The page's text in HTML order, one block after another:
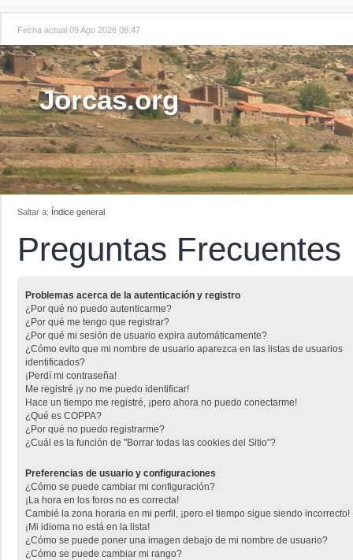
Fecha actual 09 Ago 2026 08:47
Jorcas.org
Saltar a: Índice general
Preguntas Frecuentes
Problemas acerca de la autenticación y registro
¿Por qué no puedo autenticarme?
¿Por qué me tengo que registrar?
¿Por qué mi sesión de usuario expira automáticamente?
¿Cómo evito que mi nombre de usuario aparezca en las listas de usuarios
identificados?
¡Perdí mi contraseña!
Me registré ¡y no me puedo identificar!
Hace un tiempo me registré, ¡pero ahora no puedo conectarme!
¿Qué es COPPA?
¿Por qué no puedo registrarme?
¿Cuál es la función de "Borrar todas las cookies del Sitio"?
Preferencias de usuario y configuraciones
¿Cómo se puede cambiar mi configuración?
¡La hora en los foros no es correcta!
Cambié la zona horaria en mi perfil, ¡pero el tiempo sigue siendo incorrecto!
¡Mi idioma no está en la lista!
¿Cómo se puede poner una imagen debajo de mi nombre de usuario?
¿Cómo se puede cambiar mi rango?